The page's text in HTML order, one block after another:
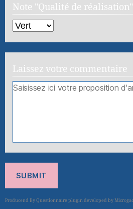
Note "Qualité de réalisation"
Laissez votre commentaire
SUBMIT